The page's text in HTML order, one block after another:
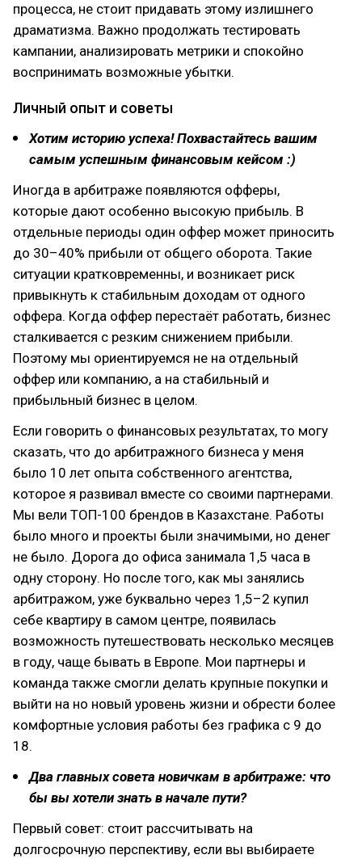
процесса, не стоит придавать этому излишнего
драматизма. Важно продолжать тестировать
кампании, анализировать метрики и спокойно
воспринимать возможные убытки.
Личный опыт и советы
Хотим историю успеха! Похвастайтесь вашим
самым успешным финансовым кейсом :)
Иногда в арбитраже появляются офферы,
которые дают особенно высокую прибыль. В
отдельные периоды один оффер может приносить
до 30–40% прибыли от общего оборота. Такие
ситуации кратковременны, и возникает риск
привыкнуть к стабильным доходам от одного
оффера. Когда оффер перестаёт работать, бизнес
сталкивается с резким снижением прибыли.
Поэтому мы ориентируемся не на отдельный
оффер или компанию, а на стабильный и
прибыльный бизнес в целом.
Если говорить о финансовых результатах, то могу
сказать, что до арбитражного бизнеса у меня
было 10 лет опыта собственного агентства,
которое я развивал вместе со своими партнерами.
Мы вели ТОП-100 брендов в Казахстане. Работы
было много и проекты были значимыми, но денег
не было. Дорога до офиса занимала 1,5 часа в
одну сторону. Но после того, как мы занялись
арбитражом, уже буквально через 1,5–2 купил
себе квартиру в самом центре, появилась
возможность путешествовать несколько месяцев
в году, чаще бывать в Европе. Мои партнеры и
команда также смогли делать крупные покупки и
выйти на но новый уровень жизни и обрести более
комфортные условия работы без графика с 9 до
18.
Два главных совета новичкам в арбитраже: что
бы вы хотели знать в начале пути?
Первый совет: стоит рассчитывать на
долгосрочную перспективу, если вы выбираете